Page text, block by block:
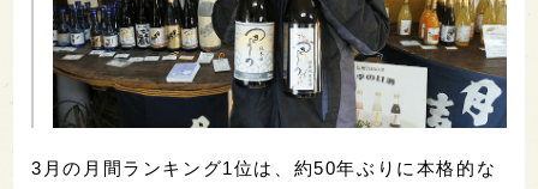
3月の月間ランキング1位は、約50年ぶりに本格的な